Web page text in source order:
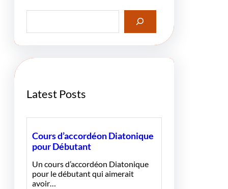
a
h
Latest Posts
Cours d’accordéon Diatonique
pour Débutant
Un cours d’accordéon Diatonique
pour le débutant qui aimerait
avoir…